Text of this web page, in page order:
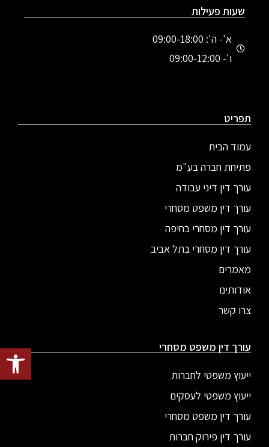
פתח
שעות פעילות
א'- ה': 09:00-18:00
ו'- 09:00-12:00
תפריט
עמוד הבית
פתיחת חברה בע"מ
עורך דין דיני עבודה
עורך דין משפט מסחרי
עורך דין מסחרי בחיפה
עורך דין מסחרי בתל אביב
מאמרים
אודותינו
צרו קשר
עורך דין משפט מסחרי
ייעוץ משפטי לחברות
ייעוץ משפטי לעסקים
עורך דין משפט מסחרי
עורך דין פירוק חברות